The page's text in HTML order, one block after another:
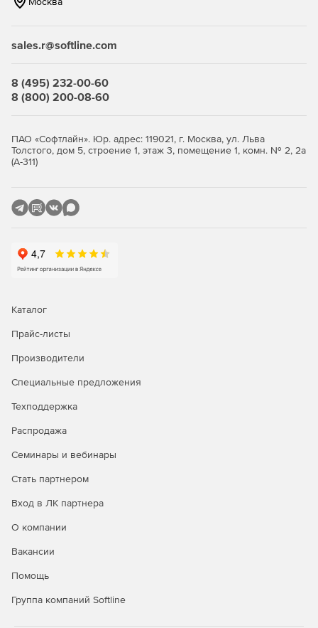
sales.r@softline.com
8 (495) 232-00-60
8 (800) 200-08-60
ПАО «Софтлайн». Юр. адрес: 119021, г. Москва, ул. Льва
Толстого, дом 5, строение 1, этаж 3, помещение 1, комн. № 2, 2а
(А-311)
Каталог
Прайс-листы
Производители
Специальные предложения
Техподдержка
Распродажа
Семинары и вебинары
Стать партнером
Вход в ЛК партнера
О компании
Вакансии
Помощь
Группа компаний Softline